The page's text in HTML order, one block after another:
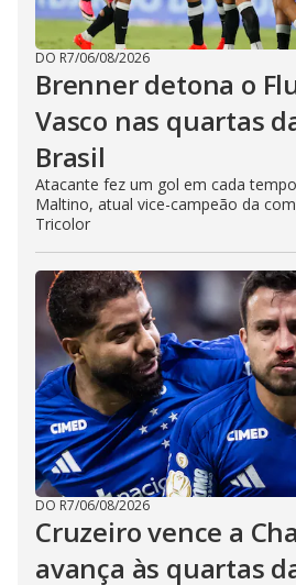
DO R7/06/08/2026
Brenner detona o
Vasco nas quartas
Brasil
Atacante fez um gol em cada
Maltino, atual vice-campeão da
Tricolor
DO R7/06/08/2026
Cruzeiro vence a
avança às quartas